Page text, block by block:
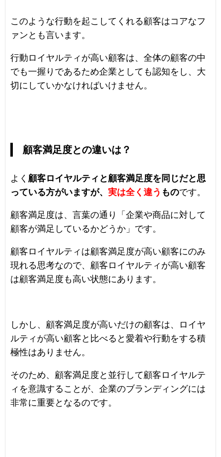
このような行動を起こしてくれる顧客はコアなフ
ァンとも言います。
行動ロイヤルティが高い顧客は、全体の顧客の中
でも一握りであるため企業としても認知をし、大
切にしていかなければいけません。
顧客満足度との違いは？
よく 顧客ロイヤルティと顧客満足度を同じだと思
っている方がいますが、 実は全く違う ものです。
顧客満足度は、言葉の通り「企業や商品に対して
顧客が満足しているかどうか」です。
顧客ロイヤルティは顧客満足度が高い顧客にのみ
現れる思考なので、顧客ロイヤルティが高い顧客
は顧客満足度も高い状態にあります。
しかし、顧客満足度が高いだけの顧客は、ロイヤ
ルティが高い顧客と比べると愛着や行動をする積
極性はありません。
そのため、顧客満足度と並行して顧客ロイヤルテ
ィを意識することが、企業のブランディングには
非常に重要となるのです。